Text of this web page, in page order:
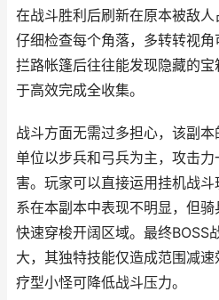
在战斗胜利后刷新在原本被敌
仔细检查每个角落，多转转视
拦路帐篷后往往能发现隐藏的
于高效完成全收集。
战斗方面无需过多担心，该副
单位以步兵和弓兵为主，攻击
害。玩家可以直接运用挂机战
系在本副本中表现不明显，但
快速穿梭开阔区域。最终BOSS
大，其独特技能仅造成范围减
疗型小怪可降低战斗压力。